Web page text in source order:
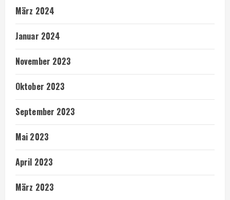
März 2024
Januar 2024
November 2023
Oktober 2023
September 2023
Mai 2023
April 2023
März 2023